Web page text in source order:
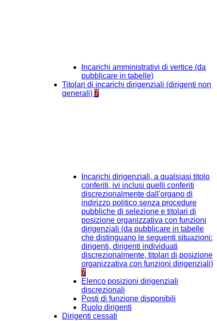
Incarichi amministrativi di vertice (da
pubblicare in tabelle)
Titolari di incarichi dirigenziali (dirigenti non
generali) 7
Incarichi dirigenziali, a qualsiasi titolo
conferiti, ivi inclusi quelli conferiti
discrezionalmente dall'organo di
indirizzo politico senza procedure
pubbliche di selezione e titolari di
posizione organizzativa con funzioni
dirigenziali (da pubblicare in tabelle
che distinguano le seguenti situazioni:
dirigenti, dirigenti individuati
discrezionalmente, titolari di posizione
organizzativa con funzioni dirigenziali)
7
Elenco posizioni dirigenziali
discrezionali
Posti di funzione disponibili
Ruolo dirigenti
Dirigenti cessati